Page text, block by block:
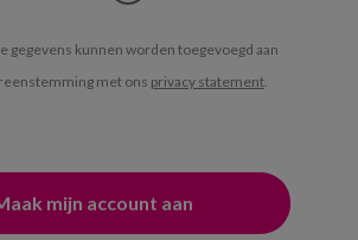
gegevens kunnen worden toegevoegd aan
met ons privacy statement.